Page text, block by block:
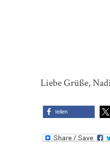
Liebe Grüße,
teilen